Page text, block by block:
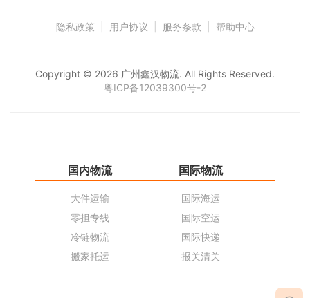
隐私政策 用户协议 服务条款 帮助中心
Copyright © 2026 广州鑫汉物流. All Rights Reserved.
粤ICP备12039300号-2
国内物流
大件运输
零担专线
冷链物流
搬家托运
国际物流
国际海运
国际空运
国际快递
报关清关